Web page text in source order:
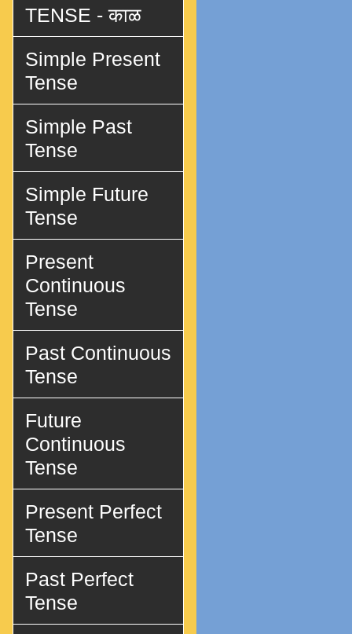
TENSE - काळ
Simple Present
Tense
Simple Past
Tense
Simple Future
Tense
Present
Continuous
Tense
Past Continuous
Tense
Future
Continuous
Tense
Present Perfect
Tense
Past Perfect
Tense